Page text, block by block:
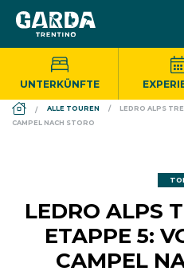
UNTERKÜNFTE
DS_BREADCRUMB.HOME
ALLE TOUREN
LEDRO ALPS
CAMPEL NACH STORO
LEDRO ALPS
ETAPPE 5:
CAMPEL